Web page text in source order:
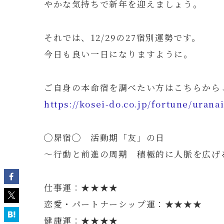
やかな気持ちで新年を迎えましょう。
それでは、12/29の27宿別運勢です。
今日も良い一日になりますように。
ご自身の本命宿を調べたい方はこちらから
https://kosei-do.co.jp/fortune/
◯昴宿◯ 活動期「友」の日
～行動と前進の周期 積極的に人脈を広げ
仕事運：★★★★
恋愛・パートナーシップ運：★★★★
健康運：★★★★